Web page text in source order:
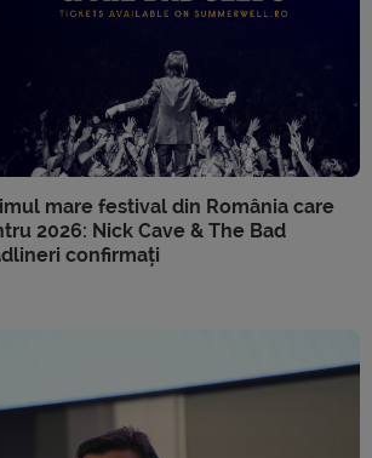
mare festival din România care
2026: Nick Cave & The Bad
confirmați